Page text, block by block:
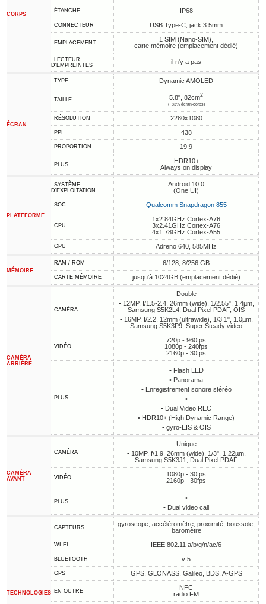
CORPS
ÉTANCHE IP68
CONNECTEUR USB Type-C, jack 3.5mm
EMPLACEMENT
1 SIM (Nano-SIM),
carte mémoire (emplacement dédié)
LECTEUR
D'EMPREINTES
il n'y a pas
ÉCRAN
TYPE Dynamic AMOLED
TAILLE 5.8", 82cm2
(~83% écran-corps)
RÉSOLUTION 2280x1080
PPI 438
PROPORTION 19:9
PLUS
HDR10+
Always on display
PLATEFORME
SYSTÈME
D'EXPLOITATION
Android 10.0
(One UI)
SOC Qualcomm Snapdragon 855
CPU
1x2.84GHz Cortex-A76
3x2.41GHz Cortex-A76
4x1.78GHz Cortex-A55
GPU Adreno 640, 585MHz
MÉMOIRE
RAM / ROM 6/128, 8/256 GB
CARTE MÉMOIRE jusqu'à 1024GB (emplacement dédié)
CAMÉRA
ARRIÈRE
CAMÉRA
Double
• 12MP, f/1.5-2.4, 26mm (wide), 1/2.55", 1.4µm,
Samsung S5K2L4, Dual Pixel PDAF, OIS
• 16MP, f/2.2, 12mm (ultrawide), 1/3.1", 1.0µm,
Samsung S5K3P9, Super Steady video
VIDÉO
720p - 960fps
1080p - 240fps
2160p - 30fps
PLUS
• Flash LED
• Panorama
• Enregistrement sonore stéréo
•
• Dual Video REC
• HDR10+ (High Dynamic Range)
• gyro-EIS & OIS
CAMÉRA
AVANT
CAMÉRA
Unique
• 10MP, f/1.9, 26mm (wide), 1/3", 1.22µm,
Samsung S5K3J1, Dual Pixel PDAF
VIDÉO
1080p - 30fps
2160p - 30fps
PLUS
•
• Dual video call
TECHNOLOGIES
CAPTEURS
gyroscope, accéléromètre, proximité, boussole,
baromètre
WI-FI IEEE 802.11 a/b/g/n/ac/6
BLUETOOTH v 5
GPS GPS, GLONASS, Galileo, BDS, A-GPS
EN OUTRE
NFC
radio FM